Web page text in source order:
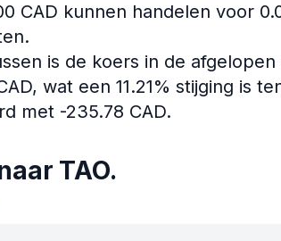
CAD kunnen handelen voor
is de koers in de
wat een 11.21% stijging is
met -235.78 CAD.
TAO.